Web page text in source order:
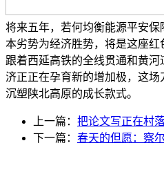
将来五年，若何均衡能源平安
本劣势为经济胜势，将是这座红
跟着西延高铁的全线贯通和黄
济正正在孕育新的增加极，这
沉塑陕北高原的成长款式。
上一篇： 把论文写正在村
下一篇： 春天的但愿：察